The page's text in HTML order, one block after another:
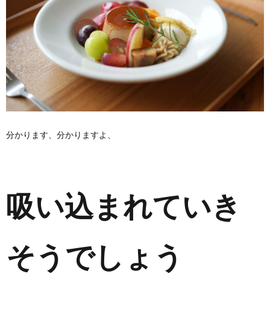
分かります、分かりますよ、
吸い込まれていき
そうでしょう